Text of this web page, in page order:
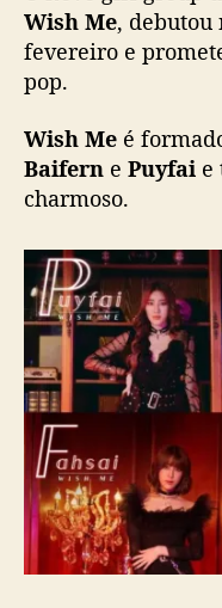
Wish Me, debutou
fevereiro e
pop.
Wish Me é
Baifern e Puyfai e
charmoso.